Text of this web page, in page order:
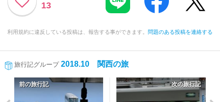
13
利用規約に違反している投稿は、報告する事ができます。 問題のある投稿を連絡する
旅行記グループ 2018.10 関西の旅
前の旅行記 次の旅行記